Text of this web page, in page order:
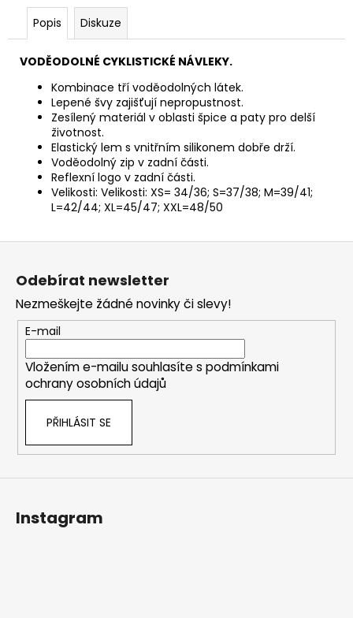
Popis Diskuze
VODĚODOLNÉ CYKLISTICKÉ NÁVLEKY.
Kombinace tří voděodolných látek.
Lepené švy zajišťují nepropustnost.
Zesílený materiál v oblasti špice a paty pro delší
životnost.
Elastický lem s vnitřním silikonem dobře drží.
Voděodolný zip v zadní části.
Reflexní logo v zadní části.
Velikosti: Velikosti: XS= 34/36; S=37/38; M=39/41;
L=42/44; XL=45/47; XXL=48/50
ADC
390
Kč
Z
Odebírat newsletter
Nezmeškejte žádné novinky či slevy!
E-mail
Vložením e-mailu souhlasíte s podmínkami
ochrany osobních údajů
PŘIHLÁSIT SE
Instagram